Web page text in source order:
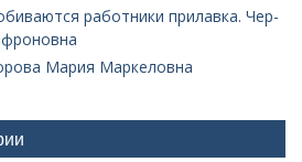
работники прилавка. Чер­
Мария Маркеловна